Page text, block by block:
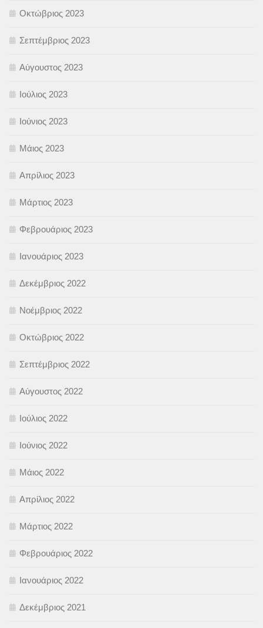
Οκτώβριος 2023
Σεπτέμβριος 2023
Αύγουστος 2023
Ιούλιος 2023
Ιούνιος 2023
Μάιος 2023
Απρίλιος 2023
Μάρτιος 2023
Φεβρουάριος 2023
Ιανουάριος 2023
Δεκέμβριος 2022
Νοέμβριος 2022
Οκτώβριος 2022
Σεπτέμβριος 2022
Αύγουστος 2022
Ιούλιος 2022
Ιούνιος 2022
Μάιος 2022
Απρίλιος 2022
Μάρτιος 2022
Φεβρουάριος 2022
Ιανουάριος 2022
Δεκέμβριος 2021